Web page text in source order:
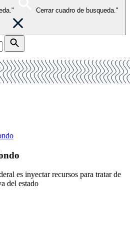
Cerrar cuadro de busqueda."
es inyectar recursos para tratar de
del estado